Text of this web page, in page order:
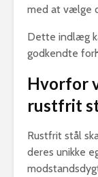
med at vælge
Dette indlæg
godkendte
Hvorfor
rustfrit
Rustfrit stål
deres unikke